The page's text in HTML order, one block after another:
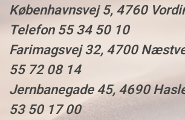
Københavnsvej 5, 4760
Telefon 55 34 50 10
Farimagsvej 32, 4700
55 72 08 14
Jernbanegade 45, 4690
53 50 17 00